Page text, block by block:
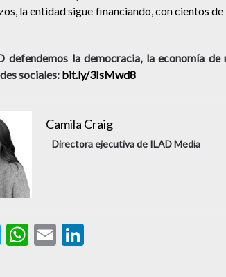
la entidad sigue financiando, con cientos
defendemos la democracia, la economía
sociales: bit.ly/3IsMwd8
Camila Craig
Directora ejecutiva de ILAD Media
Twitter
WhatsApp
Email